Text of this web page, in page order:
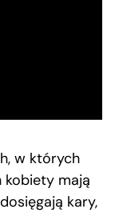
w których
kobiety mają
kary,